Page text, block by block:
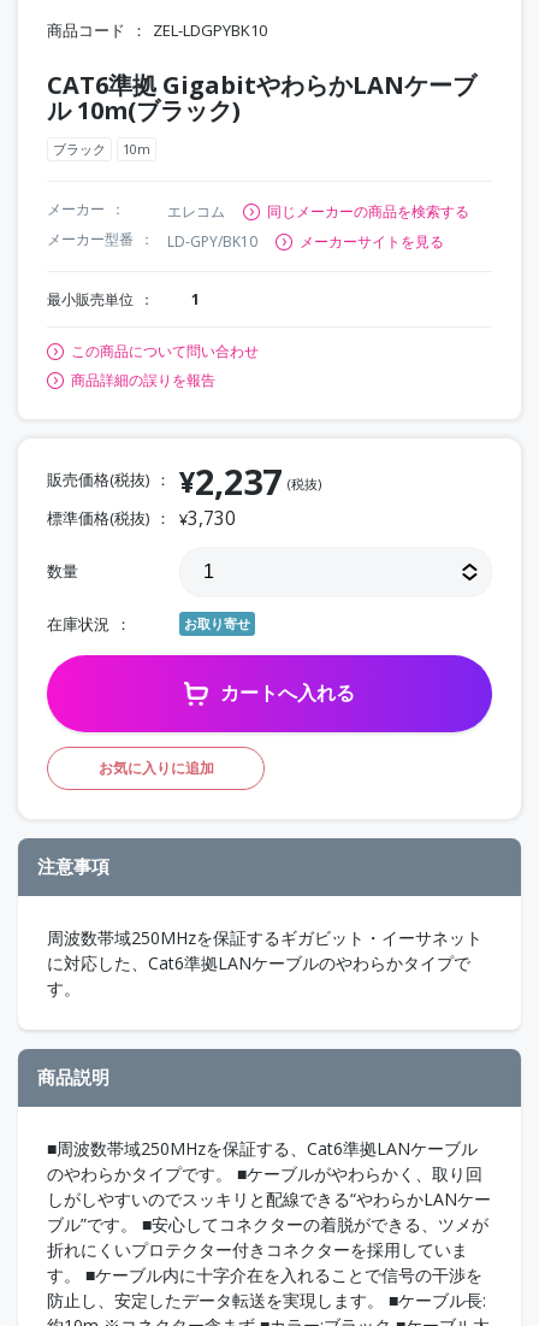
商品コード ZEL-LDGPYBK10
CAT6準拠 GigabitやわらかLANケーブ
ル 10m(ブラック)
ブラック 10m
メーカー エレコム
同じメーカーの商品を検索する
メーカー型番
LD-GPY/BK10 メーカーサイトを見る
最小販売単位 1
この商品について問い合わせ
商品詳細の誤りを報告
販売価格(税抜) ¥2,237 (税抜)
標準価格(税抜) ¥3,730
数量
在庫状況 お取り寄せ
カートへ入れる
お気に入りに追加
注意事項
周波数帯域250MHzを保証するギガビット・イーサネット
に対応した、Cat6準拠LANケーブルのやわらかタイプで
す。
商品説明
■周波数帯域250MHzを保証する、Cat6準拠LANケーブル
のやわらかタイプです。 ■ケーブルがやわらかく、取り回
しがしやすいのでスッキリと配線できる“やわらかLANケー
ブル”です。 ■安心してコネクターの着脱ができる、ツメが
折れにくいプロテクター付きコネクターを採用していま
す。 ■ケーブル内に十字介在を入れることで信号の干渉を
防止し、安定したデータ転送を実現します。 ■ケーブル長: